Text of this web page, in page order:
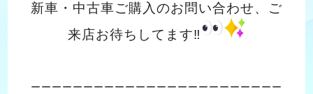
新車・中古車ご購入のお問い合わせ、ご
来店お待ちしてます‼
ーーーーーーーーーーーーーーーーーーーーーーーー